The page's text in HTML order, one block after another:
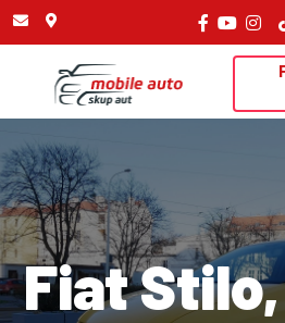
Fiat Stilo,